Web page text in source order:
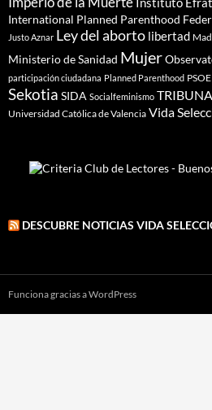
International Planned Parenthood
Justo Aznar Ley del aborto libertad
Ministerio de Sanidad Mujer
participación ciudadana Planned Parenthood PSOE
Sekotia SIDA Socialfeminismo
Universidad Católica de Valencia Vida
DESCUBRE NOTICIAS VIDA
Funciona gracias a WordPress